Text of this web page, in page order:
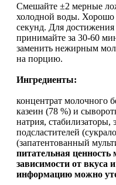
Жиросжигатели
Карнитин
Пиколинат хрома
Батончики и напитки
НАЗАД
Напитки
Смешайте ±2 мерные
холодной воды. Хорошо
секунд. Для достижения
принимайте за 30-60
заменить нежирным
на порцию.
Ингредиенты:
концентрат молочного
казеин (78 %) и
натрия, стабилизаторы,
подсластителей
(запатентованный
питательная ценность
зависимости от вкуса
информацию можно